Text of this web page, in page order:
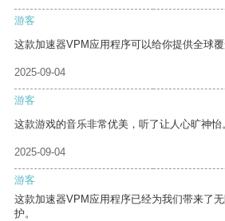
游客
这款加速器VPM应用程序可以给你提供全球覆
2025-09-04
游客
这款游戏的音乐非常优美，听了让人心旷神怡
2025-09-04
游客
这款加速器VPM应用程序已经为我们带来了
护。